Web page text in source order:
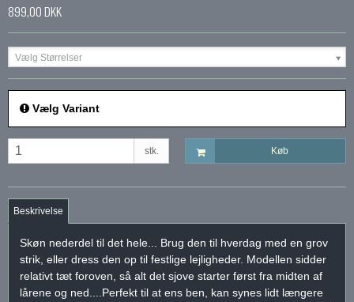
899,00 DKK
Vælg Størrelser
Vælg Variant
stk. Køb
Beskrivelse
Skøn nederdel til det hele... Brug den til hverdag med en grov
strik, eller dress den op til festlige lejligheder. Modellen sidder
relativt tæt foroven, så alt det sjove starter først fra midten af
lårene og ned....Perfekt til at ens ben, kan synes lidt længere